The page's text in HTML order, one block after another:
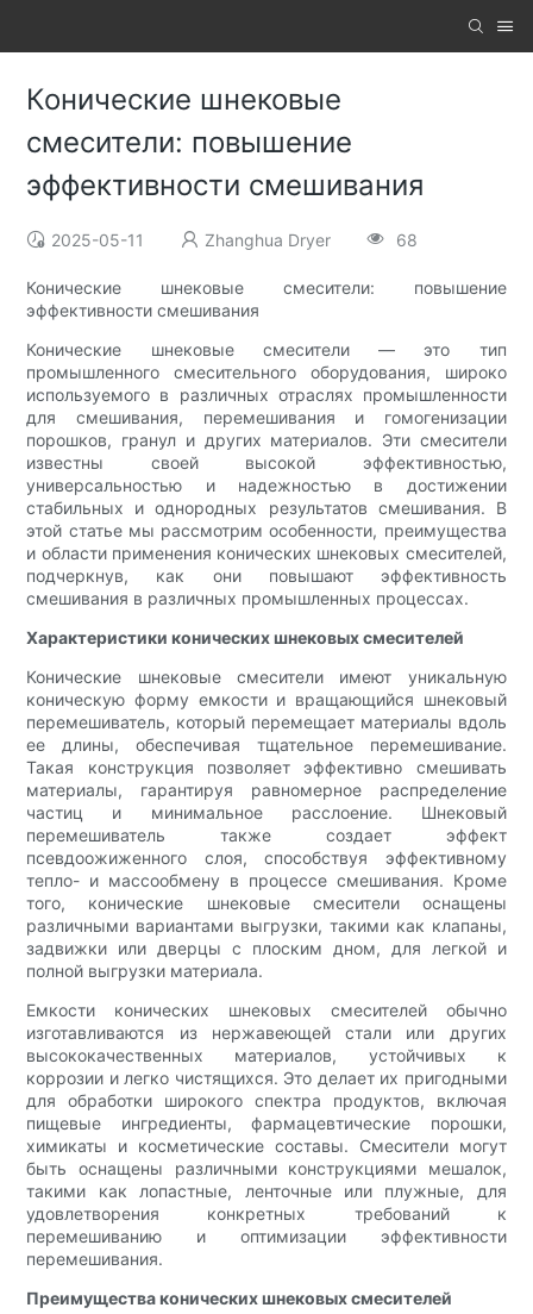
Конические шнековые
смесители: повышение
эффективности смешивания
2025-05-11 Zhanghua Dryer 68
Конические шнековые смесители: повышение
эффективности смешивания
Конические шнековые смесители — это тип
промышленного смесительного оборудования, широко
используемого в различных отраслях промышленности
для смешивания, перемешивания и гомогенизации
порошков, гранул и других материалов. Эти смесители
известны своей высокой эффективностью,
универсальностью и надежностью в достижении
стабильных и однородных результатов смешивания. В
этой статье мы рассмотрим особенности, преимущества
и области применения конических шнековых смесителей,
подчеркнув, как они повышают эффективность
смешивания в различных промышленных процессах.
Характеристики конических шнековых смесителей
Конические шнековые смесители имеют уникальную
коническую форму емкости и вращающийся шнековый
перемешиватель, который перемещает материалы вдоль
ее длины, обеспечивая тщательное перемешивание.
Такая конструкция позволяет эффективно смешивать
материалы, гарантируя равномерное распределение
частиц и минимальное расслоение. Шнековый
перемешиватель также создает эффект
псевдоожиженного слоя, способствуя эффективному
тепло- и массообмену в процессе смешивания. Кроме
того, конические шнековые смесители оснащены
различными вариантами выгрузки, такими как клапаны,
задвижки или дверцы с плоским дном, для легкой и
полной выгрузки материала.
Емкости конических шнековых смесителей обычно
изготавливаются из нержавеющей стали или других
высококачественных материалов, устойчивых к
коррозии и легко чистящихся. Это делает их пригодными
для обработки широкого спектра продуктов, включая
пищевые ингредиенты, фармацевтические порошки,
химикаты и косметические составы. Смесители могут
быть оснащены различными конструкциями мешалок,
такими как лопастные, ленточные или плужные, для
удовлетворения конкретных требований к
перемешиванию и оптимизации эффективности
перемешивания.
Преимущества конических шнековых смесителей